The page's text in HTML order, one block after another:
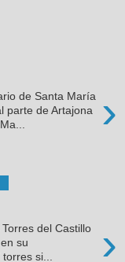
›
de Santa María
parte de Artajona
›
del Castillo
su
si...